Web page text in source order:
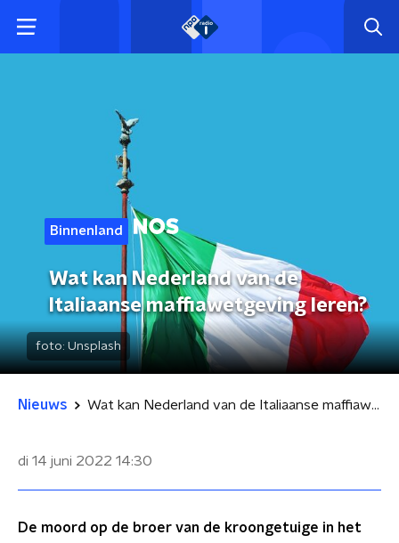
Binnenland
Wat kan Nederland van de
Italiaanse maffiawetgeving leren?
foto: Unsplash
Nieuws Wat kan Nederland van de Italiaanse maffiawetgeving leren?
di 14 juni 2022 14:30
De moord op de broer van de kroongetuige in het